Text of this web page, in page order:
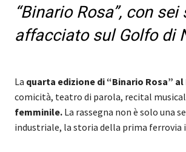
“Binario Rosa”, con
affacciato sul Golfo di
La quarta edizione di “Binario Rosa”
comicità, teatro di parola, recital
femminile. La rassegna non è solo una
industriale, la storia della prima ferrovia